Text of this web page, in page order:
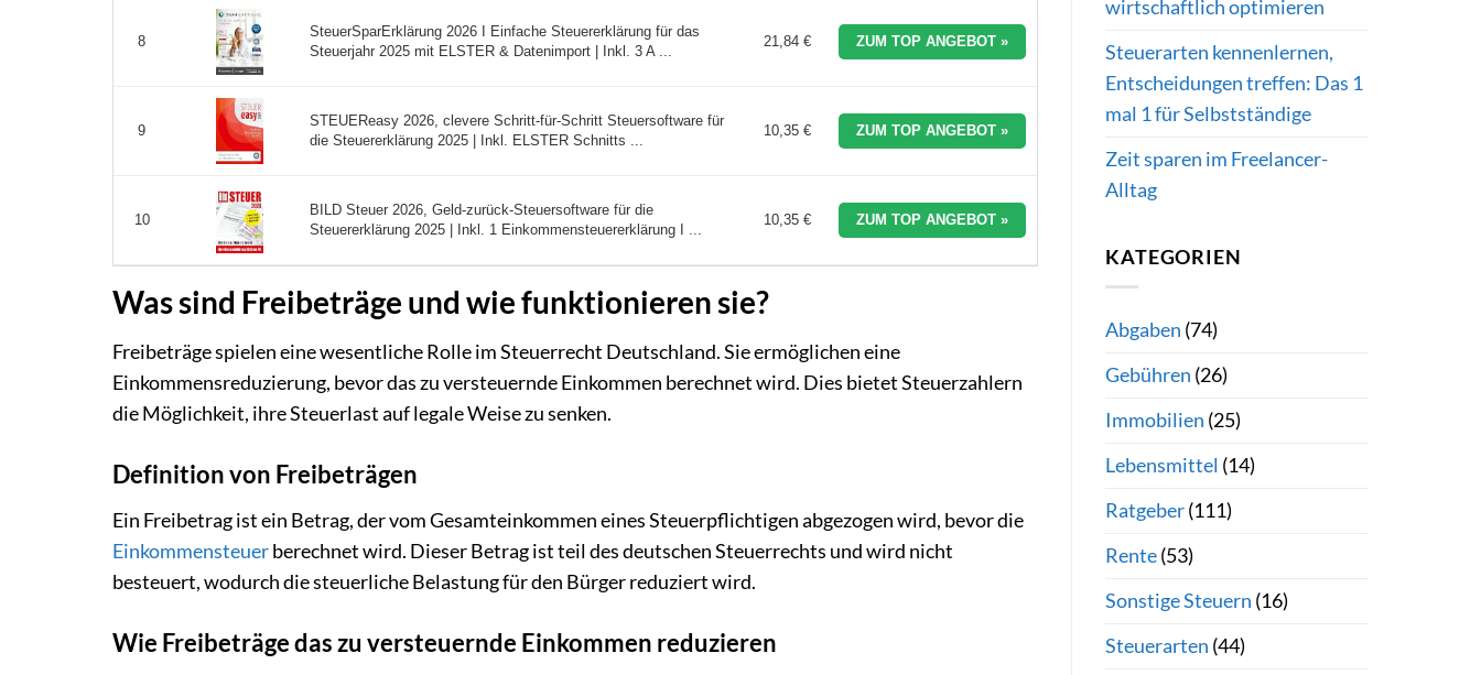
8
SteuerSparErklärung 2026 I Einfache Steuererklärung für das
Steuerjahr 2025 mit ELSTER & Datenimport | Inkl. 3 A ...
21,84 € ZUM TOP ANGEBOT »
9
STEUEReasy 2026, clevere Schritt-für-Schritt Steuersoftware für
die Steuererklärung 2025 | Inkl. ELSTER Schnitts ...
10,35 € ZUM TOP ANGEBOT »
10
BILD Steuer 2026, Geld-zurück-Steuersoftware für die
Steuererklärung 2025 | Inkl. 1 Einkommensteuererklärung I ...
10,35 € ZUM TOP ANGEBOT »
Was sind Freibeträge und wie funktionieren sie?
Freibeträge spielen eine wesentliche Rolle im Steuerrecht Deutschland. Sie ermöglichen eine
Einkommensreduzierung, bevor das zu versteuernde Einkommen berechnet wird. Dies bietet Steuerzahlern
die Möglichkeit, ihre Steuerlast auf legale Weise zu senken.
Definition von Freibeträgen
Ein Freibetrag ist ein Betrag, der vom Gesamteinkommen eines Steuerpflichtigen abgezogen wird, bevor die
Einkommensteuerberechnet wird. Dieser Betrag ist teil des deutschen Steuerrechts und wird nicht
besteuert, wodurch die steuerliche Belastung für den Bürger reduziert wird.
Wie Freibeträge das zu versteuernde Einkommen reduzieren
wirtschaftlich optimieren
Steuerarten kennenlernen,
Entscheidungen treffen: Das 1
mal 1 für Selbstständige
Zeit sparen im Freelancer-
Alltag
KATEGORIEN
Abgaben (74)
Gebühren (26)
Immobilien (25)
Lebensmittel (14)
Ratgeber(111)
Rente(53)
Sonstige Steuern (16)
Steuerarten (44)